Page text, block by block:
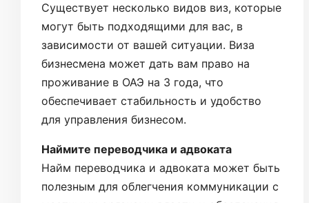
Существует несколько видов виз, которые
могут быть подходящими для вас, в
зависимости от вашей ситуации. Виза
бизнесмена может дать вам право на
проживание в ОАЭ на 3 года, что
обеспечивает стабильность и удобство
для управления бизнесом.
Наймите переводчика и адвоката
Найм переводчика и адвоката может быть
полезным для облегчения коммуникации с